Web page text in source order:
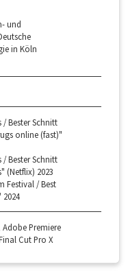
und
in Köln
/ Bester Schnitt
online (fast)"
/ Bester Schnitt
(Netflix) 2023
Festival / Best
Premiere
Cut Pro X